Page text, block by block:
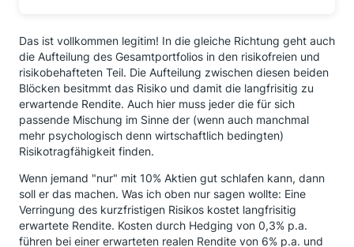
Das ist vollkommen legitim! In die gleiche Richtung geht auch
die Aufteilung des Gesamtportfolios in den risikofreien und
risikobehafteten Teil. Die Aufteilung zwischen diesen beiden
Blöcken besitmmt das Risiko und damit die langfrisitig zu
erwartende Rendite. Auch hier muss jeder die für sich
passende Mischung im Sinne der (wenn auch manchmal
mehr psychologisch denn wirtschaftlich bedingten)
Risikotragfähigkeit finden.
Wenn jemand "nur" mit 10% Aktien gut schlafen kann, dann
soll er das machen. Was ich oben nur sagen wollte: Eine
Verringung des kurzfristigen Risikos kostet langfrisitig
erwartete Rendite. Kosten durch Hedging von 0,3% p.a.
führen bei einer erwarteten realen Rendite von 6% p.a. und